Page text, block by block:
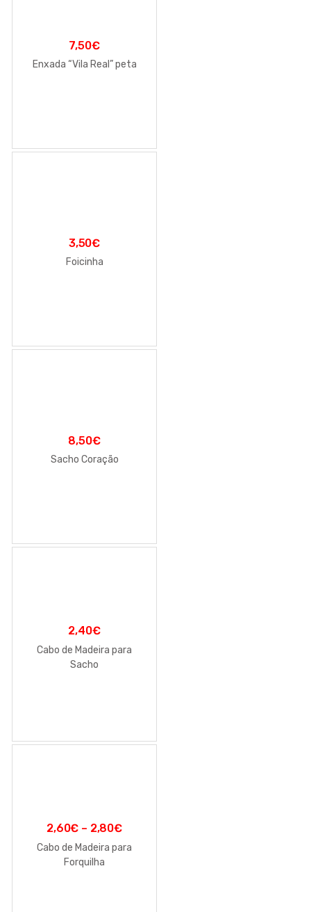
7,50€
Enxada “Vila Real” peta
3,50€
Foicinha
8,50€
Sacho Coração
2,40€
Cabo de Madeira para
Sacho
2,60€ – 2,80€
Cabo de Madeira para
Forquilha